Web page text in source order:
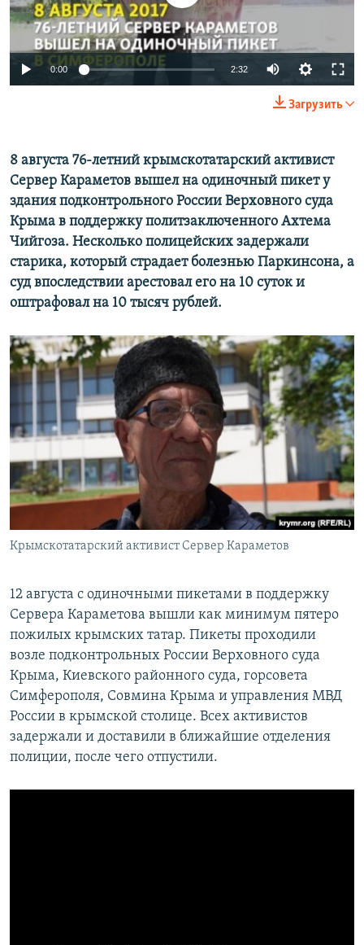
ПОБЕДИТЕЛЕЙ НЕ СУДЯТ?
КРЫМ.НЕПОКОРЕННЫЙ
ELIFBE
ПРИСОЕДИНЯЙТЕСЬ!
0:00 2:32
Загрузить
8 августа 76-летний крымскотатарский активист
Сервер Караметов вышел на одиночный пикет у
здания подконтрольного России Верховного суда
Крыма в поддержку политзаключенного Ахтема
Чийгоза. Несколько полицейских задержали
старика, который страдает болезнью Паркинсона, а
суд впоследствии арестовал его на 10 суток и
оштрафовал на 10 тысяч рублей.
Крымскотатарский активист Сервер Караметов
12 августа с одиночными пикетами в поддержку
Сервера Караметова вышли как минимум пятеро
пожилых крымских татар. Пикеты проходили
возле подконтрольных России Верховного суда
Крыма, Киевского районного суда, горсовета
Симферополя, Совмина Крыма и управления МВД
России в крымской столице. Всех активистов
задержали и доставили в ближайшие отделения
полиции, после чего отпустили.